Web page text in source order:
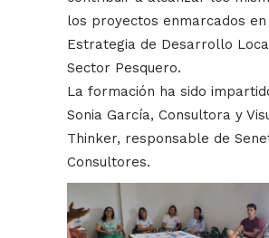
los proyectos enmarcados
Estrategia de Desarrollo
Sector Pesquero.
La formación ha sido
Sonia García, Consultora y
Thinker, responsable de
Consultores.